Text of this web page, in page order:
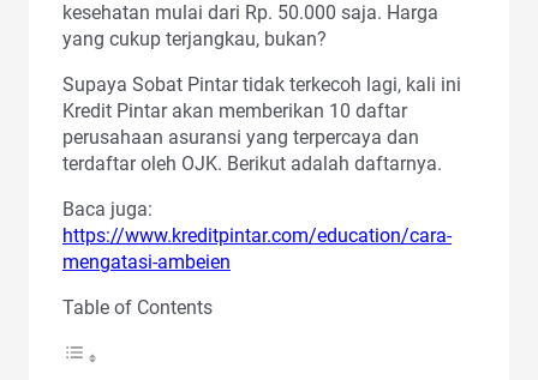
kesehatan mulai dari Rp. 50.000 saja. Harga
yang cukup terjangkau, bukan?
Supaya Sobat Pintar tidak terkecoh lagi, kali ini
Kredit Pintar akan memberikan 10 daftar
perusahaan asuransi yang terpercaya dan
terdaftar oleh OJK. Berikut adalah daftarnya.
Baca juga:
https://www.kreditpintar.com/education/cara-
mengatasi-ambeien
Table of Contents